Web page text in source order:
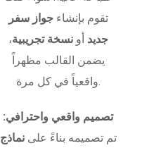
تقوم بإنشاءجواز سفر
جديد أونسخة تجريبية،
يضمن القالب مظهراً
واقعياً في كل مرة.
تصميم واقعي واحترافي:
تم تصميمه بناءً علىنماذج